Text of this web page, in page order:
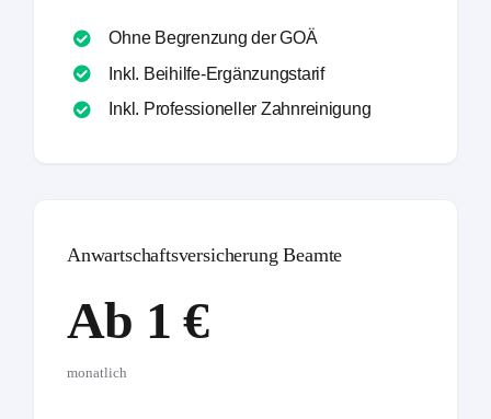
Ohne Begrenzung der GOÄ
Inkl. Beihilfe-Ergänzungstarif
Inkl. Professioneller Zahnreinigung
Anwartschaftsversicherung Beamte
Ab 1 €
monatlich